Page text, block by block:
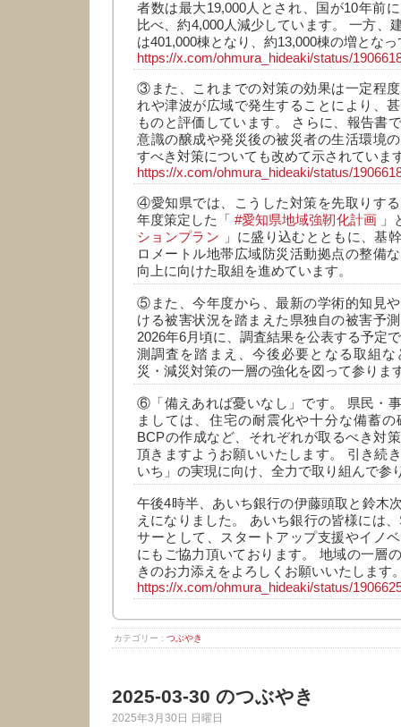
者数は最大19,000人とされ、国が10年前
比べ、約4,000人減少しています。 一方、
は401,000棟となり、約13,000棟の増とな
https://x.com/ohmura_hideaki/status/
③また、これまでの対策の効果は一定程
れや津波が広域で発生することにより、
ものと評価しています。 さらに、報告書
意識の醸成や発災後の被災者の生活環境
すべき対策についても改めて示されていま
https://x.com/ohmura_hideaki/status/
④愛知県では、こうした対策を先取りす
年度策定した「#愛知県地域強靭化計画」
ションプラン 」に盛り込むとともに、基
ロメートル地帯広域防災活動拠点の整備
向上に向けた取組を進めています。
⑤また、今年度から、最新の学術的知見
ける被害状況を踏まえた県独自の被害予
2026年6月頃に、調査結果を公表する予定
測調査を踏まえ、今後必要となる取組
災・減災対策の一層の強化を図って参りま
⑥「備えあれば憂いなし」です。 県民・
ましては、住宅の耐震化や十分な備蓄
BCPの作成など、それぞれが取るべき対
頂きますようお願いいたします。 引き続
いち」の実現に向け、全力で取り組んで参
午後4時半、あいち銀行の伊藤頭取と鈴木
えになりました。 あいち銀行の皆様には
サーとして、スタートアップ支援やイノ
にもご協力頂いております。 地域の一層
きのお力添えをよろしくお願いいたします
https://x.com/ohmura_hideaki/status/
カテゴリー : つぶやき
2025-03-30 のつぶやき
2025年3月30日 日曜日